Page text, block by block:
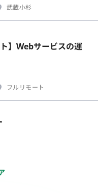
武蔵小杉
】Webサービスの運
フルリモート